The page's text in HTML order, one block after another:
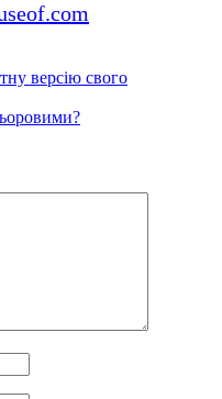
версію свого